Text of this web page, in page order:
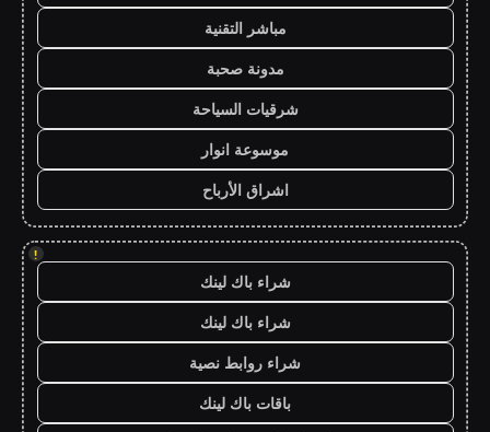
مباشر التقنية
مدونة صحبة
شرقيات السياحة
موسوعة انوار
اشراق الأرباح
!
شراء باك لينك
شراء باك لينك
شراء روابط نصية
باقات باك لينك